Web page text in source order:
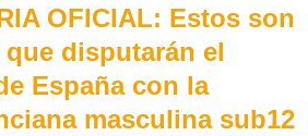
OFICIAL: Estos son
disputarán el
España con la
masculina sub12